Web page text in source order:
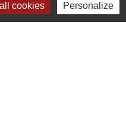
sur cette page
cookies Personalize